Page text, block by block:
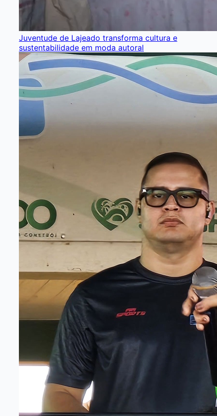
Juventude de Lajeado transforma cultura e
sustentabilidade em moda autoral